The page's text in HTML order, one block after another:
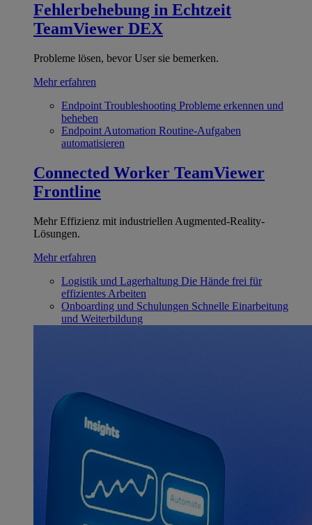
Fehlerbehebung in Echtzeit
TeamViewer DEX
Probleme lösen, bevor User sie bemerken.
Mehr erfahren
Endpoint Troubleshooting Probleme erkennen und
beheben
Endpoint Automation Routine-Aufgaben
automatisieren
Connected Worker TeamViewer
Frontline
Mehr Effizienz mit industriellen Augmented-Reality-
Lösungen.
Mehr erfahren
Logistik und Lagerhaltung Die Hände frei für
effizientes Arbeiten
Onboarding und Schulungen Schnelle Einarbeitung
und Weiterbildung